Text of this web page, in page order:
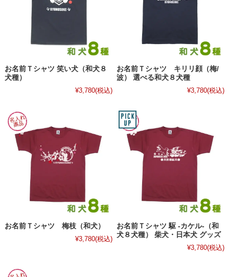
お名前Ｔシャツ 笑い犬（和犬８
犬種）
¥3,780(税込)
お名前Ｔシャツ キリリ顔（梅/
波） 選べる和犬８犬種
¥3,780(税込)
お名前Ｔシャツ 梅枝（和犬）
¥3,780(税込)
お名前Ｔシャツ 駆 -カケル-（和
犬８犬種） 柴犬・日本犬 グッズ
¥3,780(税込)